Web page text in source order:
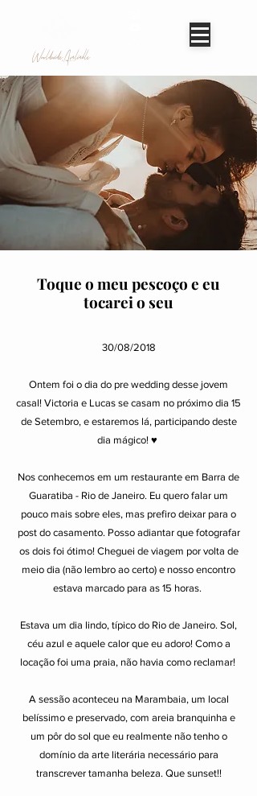
Worldwide Avaliable
Toque o meu pescoço e eu
tocarei o seu
30/08/2018
Ontem foi o dia do pre wedding desse jovem
casal! Victoria e Lucas se casam no próximo dia 15
de Setembro, e estaremos lá, participando deste
dia mágico! ♥
Nos conhecemos em um restaurante em Barra de
Guaratiba - Rio de Janeiro. Eu quero falar um
pouco mais sobre eles, mas prefiro deixar para o
post do casamento. Posso adiantar que fotografar
os dois foi ótimo! Cheguei de viagem por volta de
meio dia (não lembro ao certo) e nosso encontro
estava marcado para as 15 horas.
Estava um dia lindo, típico do Rio de Janeiro. Sol,
céu azul e aquele calor que eu adoro! Como a
locação foi uma praia, não havia como reclamar!
A sessão aconteceu na Marambaia, um local
belíssimo e preservado, com areia branquinha e
um pôr do sol que eu realmente não tenho o
domínio da arte literária necessário para
transcrever tamanha beleza. Que sunset!!